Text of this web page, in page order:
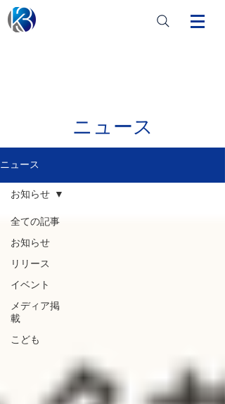
ニュース
ニュース
全ての記事
お知らせ
リリース
イベント
メディア掲
載
こども
お知らせ